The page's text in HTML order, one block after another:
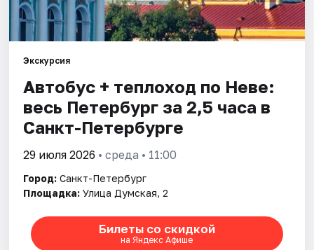
Экскурсия
Автобус + теплоход по Неве:
весь Петербург за 2,5 часа в
Санкт-Петербурге
29 июля 2026 • среда • 11:00
Город: Санкт-Петербург
Площадка: Улица Думская, 2
Билеты со скидкой
на Яндекс Афише